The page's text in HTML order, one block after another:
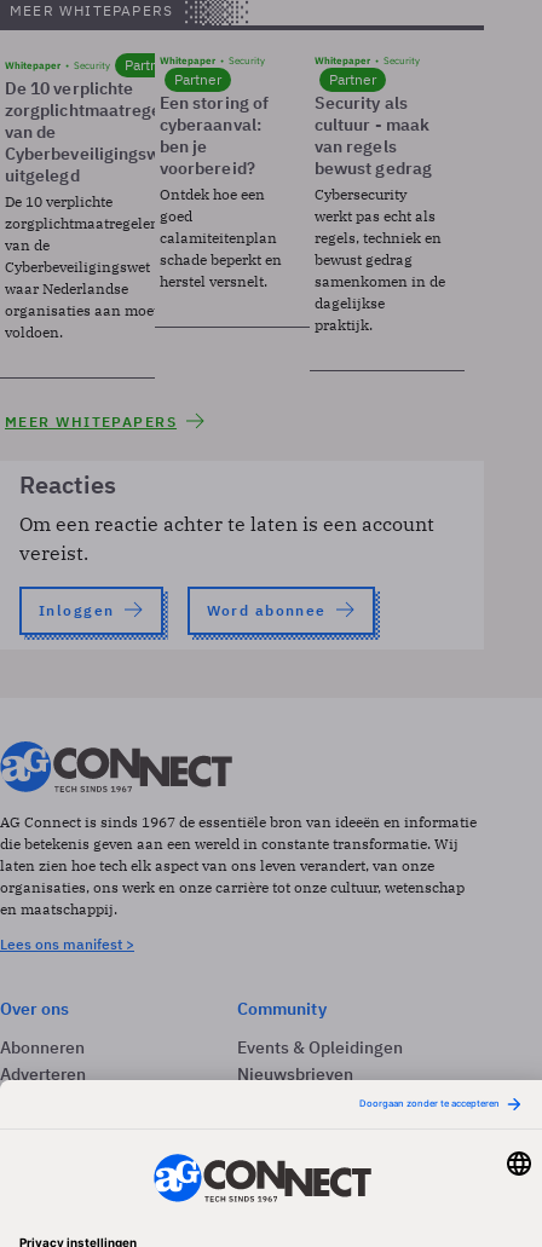
MEER WHITEPAPERS
Whitepaper Security Partner
De 10 verplichte
zorgplichtmaatregelen
van de
Cyberbeveiligingswet
uitgelegd
De 10 verplichte
zorgplichtmaatregelen
van de
Cyberbeveiligingswet
waar Nederlandse
organisaties aan moeten
voldoen.
Whitepaper Security
Partner
Een storing of
cyberaanval:
ben je
voorbereid?
Ontdek hoe een
goed
calamiteitenplan
schade beperkt en
herstel versnelt.
Whitepaper Security
Partner
Security als
cultuur - maak
van regels
bewust gedrag
Cybersecurity
werkt pas echt als
regels, techniek en
bewust gedrag
samenkomen in de
dagelijkse
praktijk.
MEER WHITEPAPERS
Reacties
Om een reactie achter te laten is een account
vereist.
Inloggen Word abonnee
AG Connect is sinds 1967 de essentiële bron van ideeën en informatie
die betekenis geven aan een wereld in constante transformatie. Wij
laten zien hoe tech elk aspect van ons leven verandert, van onze
organisaties, ons werk en onze carrière tot onze cultuur, wetenschap
en maatschappij.
Lees ons manifest >
Over ons
Abonneren
Adverteren
Community
Events & Opleidingen
Nieuwsbrieven
Volg ons